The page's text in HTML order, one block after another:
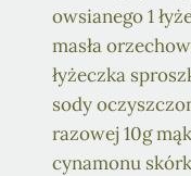
owsianego 1
masła
łyżeczka
sody
razowej 10g
cynamonu